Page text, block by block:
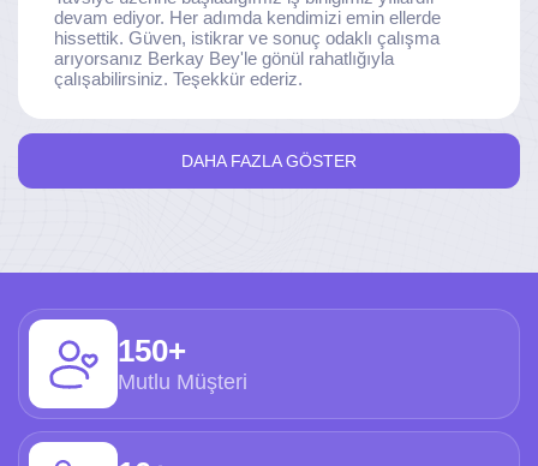
devam ediyor. Her adımda kendimizi emin ellerde
hissettik. Güven, istikrar ve sonuç odaklı çalışma
arıyorsanız Berkay Bey'le gönül rahatlığıyla
çalışabilirsiniz. Teşekkür ederiz.
DAHA FAZLA GÖSTER
150+
Mutlu Müşteri